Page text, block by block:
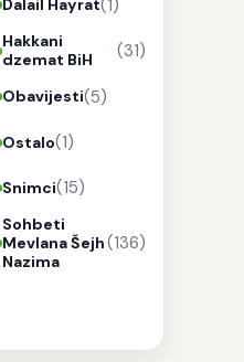
Dalail Hayrat(1)
Hakkani
dzemat BiH
(31)
Obavijesti(5)
Ostalo(1)
Snimci(15)
Sohbeti
Mevlana Šejh
Nazima
(136)